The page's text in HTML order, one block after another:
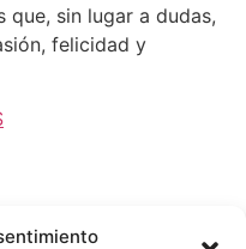
sin lugar a dudas,
felicidad y